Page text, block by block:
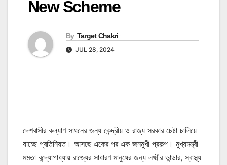
New Scheme
By Target Chakri
JUL 28, 2024
দেশবাসীর কল্যাণ সাধনের জন্য কেন্দ্রীয় ও রাজ্য সরকার চেষ্টা চালিয়ে
যাচ্ছে প্রতিনিয়ত। আসছে একের পর এক জনমুখী প্রকল্প। মুখ্যমন্ত্রী
মমতা বন্দ্যোপাধ্যায় রাজ্যের সাধারণ মানুষের জন্য লক্ষ্মীর ভান্ডার, স্বাস্থ্য